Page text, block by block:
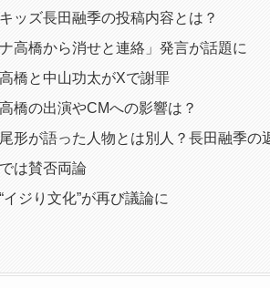
ッズ長田融季の投稿内容とは？
ナ高橋から消せと連絡」発言が話題に
橋と中山功太がXで謝罪
橋の出演やCMへの影響は？
形が語った人物とは別人？長田融季の
は賛否両論
イジり文化”が再び議論に